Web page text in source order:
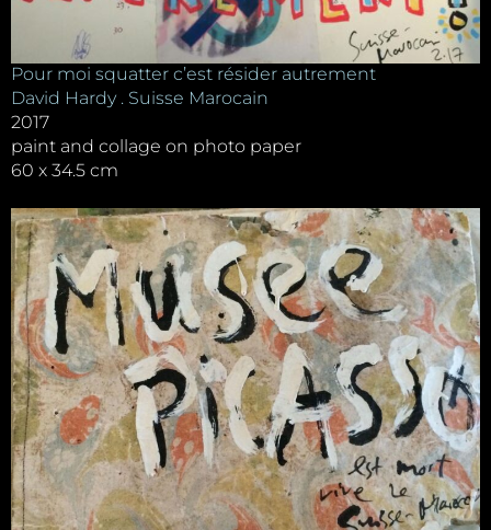
Pour moi squatter c’est résider autrement
David Hardy . Suisse Marocain
2017
paint and collage on photo paper
60 x 34.5 cm